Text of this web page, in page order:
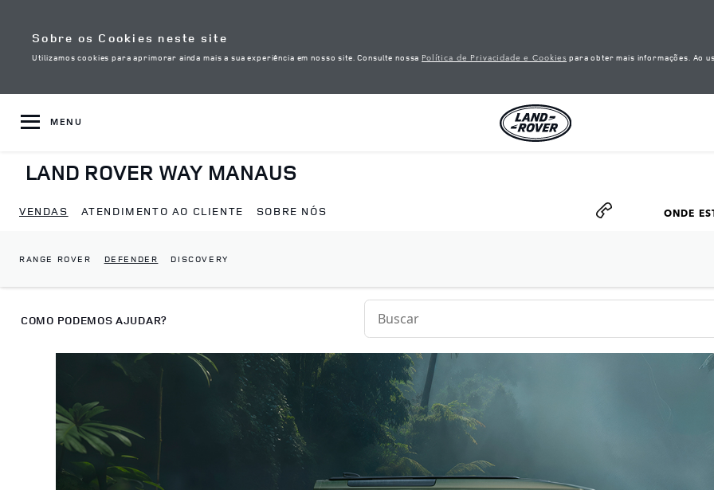
Sobre os Cookies neste site
Utilizamos cookies para aprimorar ainda mais a sua experiência em nosso site. Consulte nossa Política de Privacidade e Cookies para obter mais informações. Ao
MENU
LAND ROVER WAY MANAUS
ONDE
VENDAS ATENDIMENTO AO CLIENTE SOBRE NÓS
RANGE ROVER DEFENDER DISCOVERY
Return to Nav
COMO PODEMOS AJUDAR?
Conduct a search